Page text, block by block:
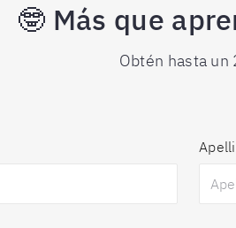
🤓 Más que
Obtén hasta